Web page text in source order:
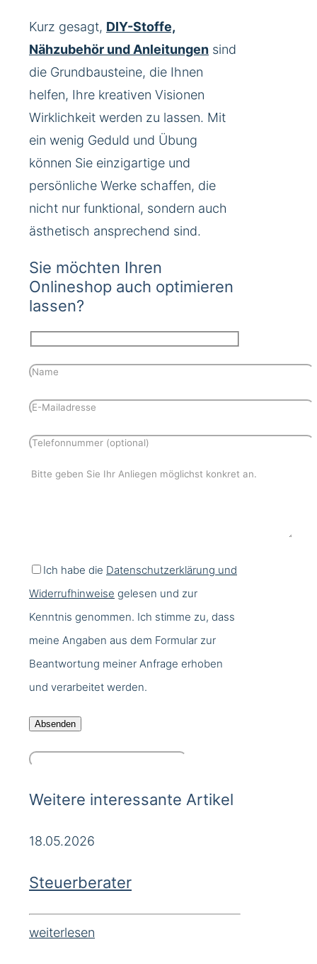
Kurz gesagt, DIY-Stoffe,
Nähzubehör und Anleitungen sind
die Grundbausteine, die Ihnen
helfen, Ihre kreativen Visionen
Wirklichkeit werden zu lassen. Mit
ein wenig Geduld und Übung
können Sie einzigartige und
persönliche Werke schaffen, die
nicht nur funktional, sondern auch
ästhetisch ansprechend sind.
Sie möchten Ihren
Onlineshop auch optimieren
lassen?
Ich habe die Datenschutzerklärung und
Widerrufhinweise gelesen und zur
Kenntnis genommen. Ich stimme zu, dass
meine Angaben aus dem Formular zur
Beantwortung meiner Anfrage erhoben
und verarbeitet werden.
Weitere interessante Artikel
18.05.2026
Steuerberater
weiterlesen